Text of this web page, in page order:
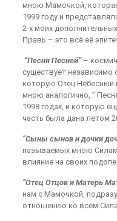
мною Мамочкой,
1999 году и
2-х моих
Правь – это всё её
“Песня Песней”–
существует
которую Отец Небесный
мною аналогично, ”
1998 годах, и которую
часть была дана летом
“Сыны сынов и дочки
называемых мною
влияние на своих
“Отец Отцов и Матерь
нам с Мамочкой,
отношению ко всем